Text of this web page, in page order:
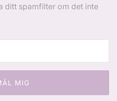
ditt spamfilter om det inte
MIG